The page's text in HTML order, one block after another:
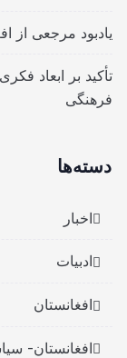
یادبود مرجعی از
تأکید بر ابعاد
فرهنگی
دسته‌ها
اخبار
ادبیات
افغانستان
افغانستان-